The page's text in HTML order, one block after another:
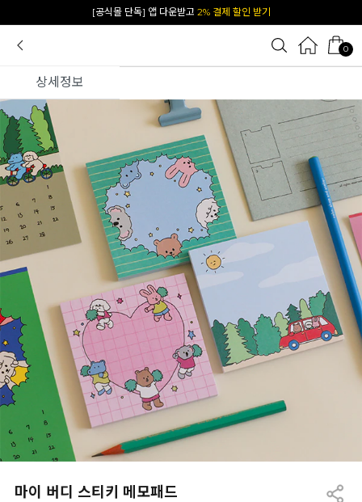
[공식몰 단독] 앱 다운받고 2% 결제 할인 받기
0
상세정보
마이 버디 스티키 메모패드